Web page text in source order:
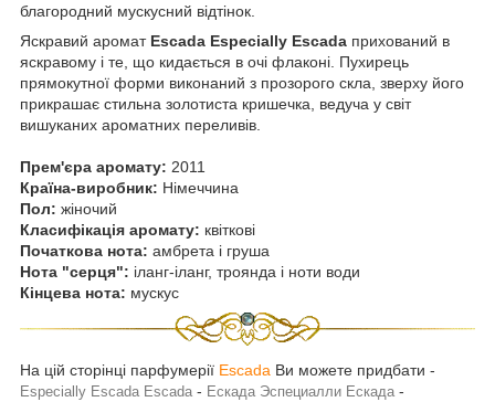
благородний мускусний відтінок.
Яскравий аромат Escada Especially Escada прихований в
яскравому і те, що кидається в очі флаконі. Пухирець
прямокутної форми виконаний з прозорого скла, зверху його
прикрашає стильна золотиста кришечка, ведуча у світ
вишуканих ароматних переливів.
Прем'єра аромату: 2011
Країна-виробник: Німеччина
Пол: жіночий
Класифікація аромату: квіткові
Початкова нота: амбрета і груша
Нота "серця": іланг-іланг, троянда і ноти води
Кінцева нота: мускус
На цій сторінці парфумерії Escada Ви можете придбати -
Especially Escada Escada - Ескада Эспециалли Ескада -